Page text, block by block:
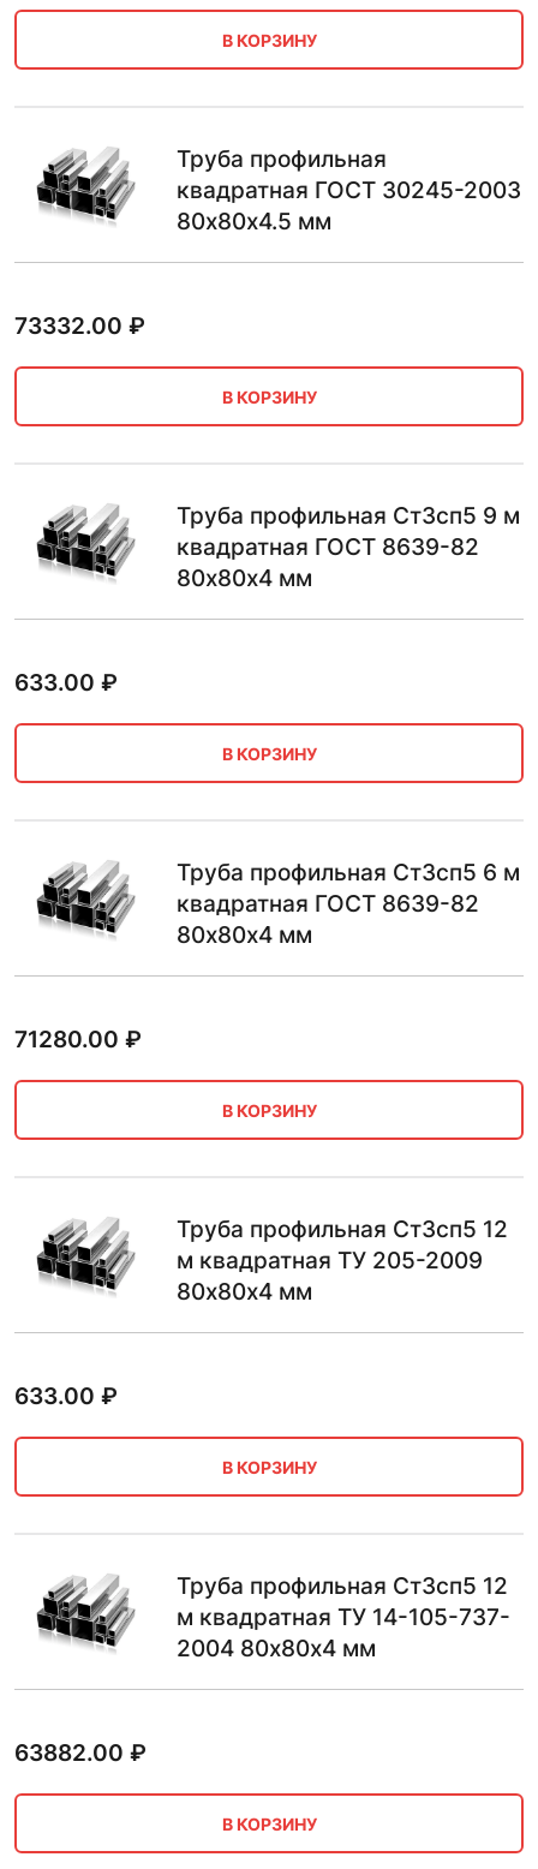
В КОРЗИНУ
Труба профильная
квадратная ГОСТ 30245-2003
80х80х4.5 мм
73332.00 ₽
В КОРЗИНУ
Труба профильная Ст3сп5 9 м
квадратная ГОСТ 8639-82
80х80х4 мм
633.00 ₽
В КОРЗИНУ
Труба профильная Ст3сп5 6 м
квадратная ГОСТ 8639-82
80х80х4 мм
71280.00 ₽
В КОРЗИНУ
Труба профильная Ст3сп5 12
м квадратная ТУ 205-2009
80х80х4 мм
633.00 ₽
В КОРЗИНУ
Труба профильная Ст3сп5 12
м квадратная ТУ 14-105-737-
2004 80х80х4 мм
63882.00 ₽
В КОРЗИНУ